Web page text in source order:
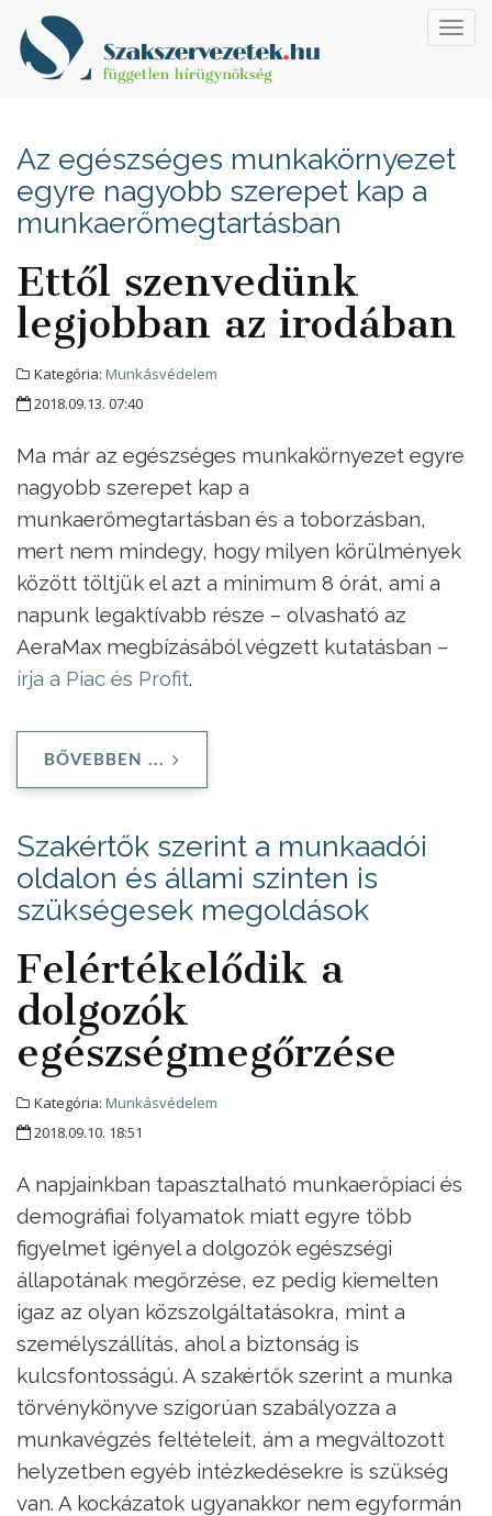
Az egészséges munkakörnyezet
egyre nagyobb szerepet kap a
munkaerőmegtartásban
Ettől szenvedünk
legjobban az irodában
Kategória: Munkásvédelem
2018.09.13. 07:40
Ma már az egészséges munkakörnyezet egyre
nagyobb szerepet kap a
munkaerőmegtartásban és a toborzásban,
mert nem mindegy, hogy milyen körülmények
között töltjük el azt a minimum 8 órát, ami a
napunk legaktívabb része – olvasható az
AeraMax megbízásából végzett kutatásban –
írja a Piac és Profit.
BŐVEBBEN ...
Szakértők szerint a munkaadói
oldalon és állami szinten is
szükségesek megoldások
Felértékelődik a
dolgozók
egészségmegőrzése
Kategória: Munkásvédelem
2018.09.10. 18:51
A napjainkban tapasztalható munkaerőpiaci és
demográfiai folyamatok miatt egyre több
figyelmet igényel a dolgozók egészségi
állapotának megőrzése, ez pedig kiemelten
igaz az olyan közszolgáltatásokra, mint a
személyszállítás, ahol a biztonság is
kulcsfontosságú. A szakértők szerint a munka
törvénykönyve szigorúan szabályozza a
munkavégzés feltételeit, ám a megváltozott
helyzetben egyéb intézkedésekre is szükség
van. A kockázatok ugyanakkor nem egyformán